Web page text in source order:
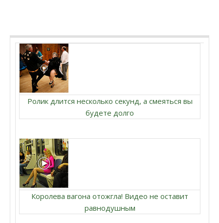
Ролик длится несколько секунд, а смеяться вы
будете долго
Королева вагона отожгла! Видео не оставит
равнодушным